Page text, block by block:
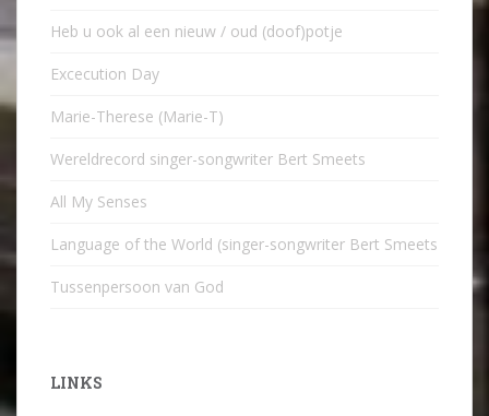
Heb u ook al een nieuw / oud (doof)potje
Excecution Day
Marie-Therese (Marie-T)
Wereldrecord singer-songwriter Bert Smeets
All My Senses
Language of the World (singer-songwriter Bert Smeets
Tussenpersoon van God
LINKS